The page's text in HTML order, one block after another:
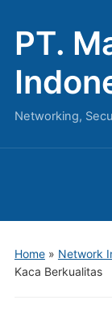
PT.
Networking,
Home» Network
Kaca Berkualitas